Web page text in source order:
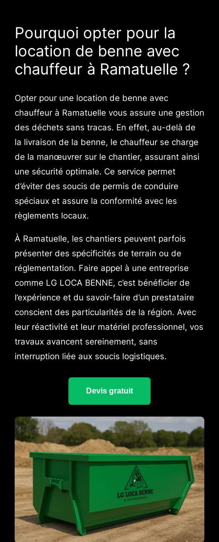
Pourquoi opter pour la
location de benne avec
chauffeur à Ramatuelle ?
Opter pour une location de benne avec
chauffeur à Ramatuelle vous assure une gestion
des déchets sans tracas. En effet, au-delà de
la livraison de la benne, le chauffeur se charge
de la manœuvrer sur le chantier, assurant ainsi
une sécurité optimale. Ce service permet
d’éviter des soucis de permis de conduire
spéciaux et assure la conformité avec les
règlements locaux.
À Ramatuelle, les chantiers peuvent parfois
présenter des spécificités de terrain ou de
réglementation. Faire appel à une entreprise
comme LG LOCA BENNE, c’est bénéficier de
l’expérience et du savoir-faire d’un prestataire
conscient des particularités de la région. Avec
leur réactivité et leur matériel professionnel, vos
travaux avancent sereinement, sans
interruption liée aux soucis logistiques.
Devis gratuit